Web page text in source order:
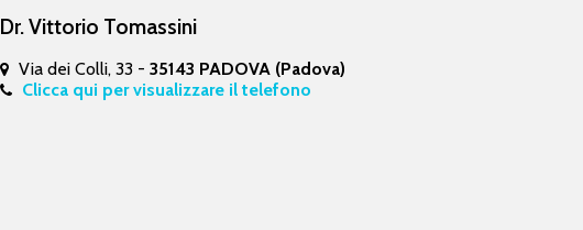
Dr. Vittorio Tomassini
Via dei Colli, 33 -35143 PADOVA (Padova)
Clicca qui per visualizzare il telefono